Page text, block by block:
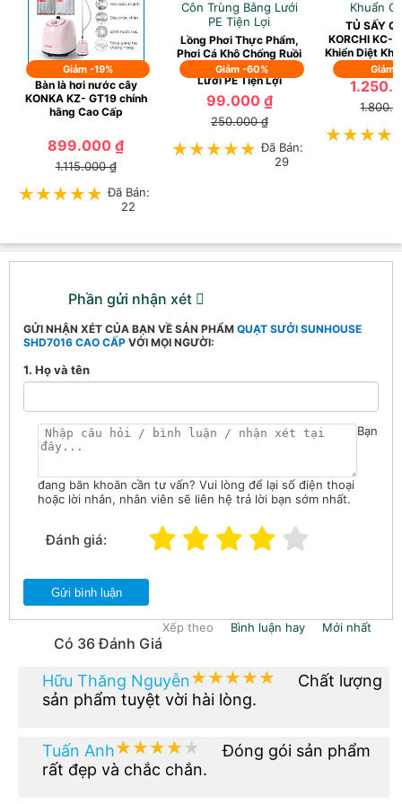
Giảm -19%
Bàn là hơi nước cây
KONKA KZ- GT19 chính
hãng Cao Cấp
899.000 ₫
1.115.000 ₫
★★★★★
★★★★★ Đã Bán:
22
Giảm -60%
Lồng Phơi Thực Phẩm,
Phơi Cá Khô Chống Ruồi
Muỗi, Côn Trùng Bằng
Lưới PE Tiện Lợi
99.000 ₫
250.000 ₫
★★★★★
★★★★★ Đã Bán:
29
Giảm
TỦ SẤY
KORCHI KC-
Khiển Diệt
Phần gửi nhận xét
GỬI NHẬN XÉT CỦA BẠN VỀ SẢN PHẨM QUẠT SƯỞI SUNHOUSE
SHD7016 CAO CẤP VỚI MỌI NGƯỜI:
1. Họ và tên
Bạn
đang băn khoăn cần tư vấn? Vui lòng để lại số điện thoại
hoặc lời nhắn, nhân viên sẽ liên hệ trả lời bạn sớm nhất.
Đánh giá:
Gửi bình luận
Có 36 Đánh Giá
Xếp theo Bình luận hay Mới nhất
Hữu Thăng Nguyễn★★★★★
★★★★★
Chất lượng
sản phẩm tuyệt vời hài lòng.
Tuấn Anh★★★★★
★★★★★
Đóng gói sản phẩm
rất đẹp và chắc chắn.